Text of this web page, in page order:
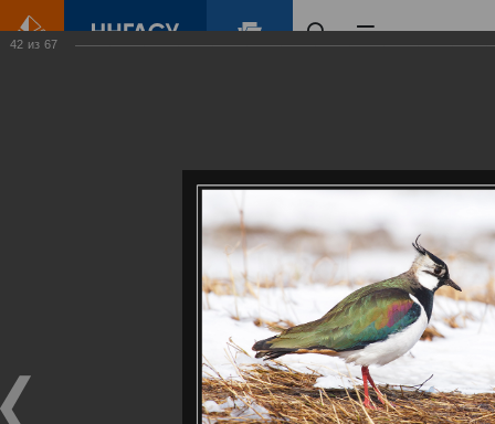
Фотогалерея
42 из 67